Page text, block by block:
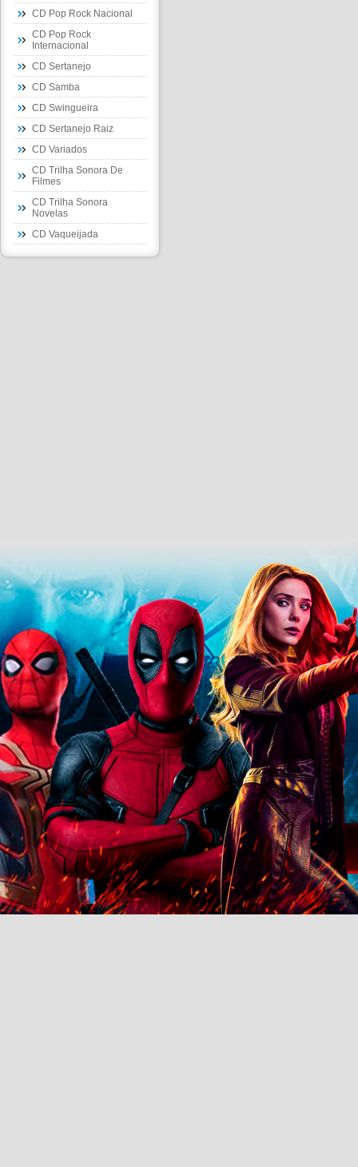
CD Pop Rock Nacional
CD Pop Rock
Internacional
CD Sertanejo
CD Samba
CD Swingueira
CD Sertanejo Raiz
CD Variados
CD Trilha Sonora De
Filmes
CD Trilha Sonora
Novelas
CD Vaqueijada